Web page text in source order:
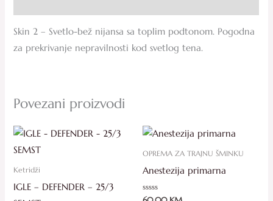
Skin 2 – Svetlo-bež nijansa sa toplim podtonom. Pogodna
za prekrivanje nepravilnosti kod svetlog tena.
Povezani proizvodi
Ketridži
IGLE – DEFENDER – 25/3
OPREMA ZA TRAJNU ŠMINKU
Anestezija primarna
Ocjenjeno